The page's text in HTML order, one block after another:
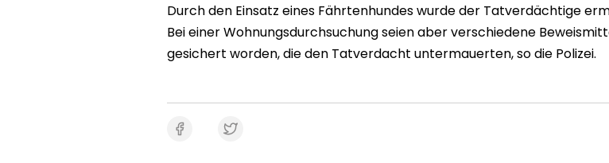
Durch den Einsatz eines Fährtenhundes wurde der Tatverdächtige
Bei einer Wohnungsdurchsuchung seien aber verschiedene
gesichert worden, die den Tatverdacht untermauerten, so die Polizei.